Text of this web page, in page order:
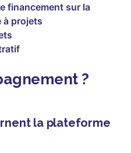
financement sur la
à projets
?
la plateforme